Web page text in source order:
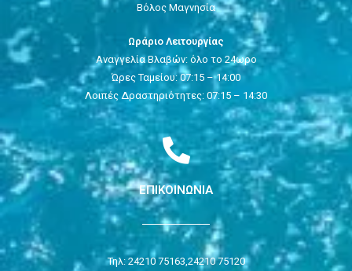
Βόλος Μαγνησία
Ωράριο Λειτουργίας
Αναγγελία Βλαβών: όλο το 24ωρο
Ώρες Ταμείου: 07:15 – 14:00
Λοιπές Δραστηριότητες: 07:15 – 14:30
ΕΠΙΚΟΙΝΩΝΙΑ
Τηλ: 24210 75163, 24210 75120